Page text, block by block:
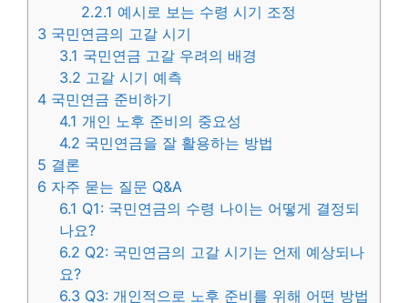
2.2.1 예시로 보는 수령 시기 조정
3 국민연금의 고갈 시기
3.1 국민연금 고갈 우려의 배경
3.2 고갈 시기 예측
4 국민연금 준비하기
4.1 개인 노후 준비의 중요성
4.2 국민연금을 잘 활용하는 방법
5 결론
6 자주 묻는 질문 Q&A
6.1 Q1: 국민연금의 수령 나이는 어떻게 결정되
나요?
6.2 Q2: 국민연금의 고갈 시기는 언제 예상되나
요?
6.3 Q3: 개인적으로 노후 준비를 위해 어떤 방법